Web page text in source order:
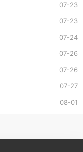
07-23
07-23
07-24
07-26
07-26
07-27
08-01